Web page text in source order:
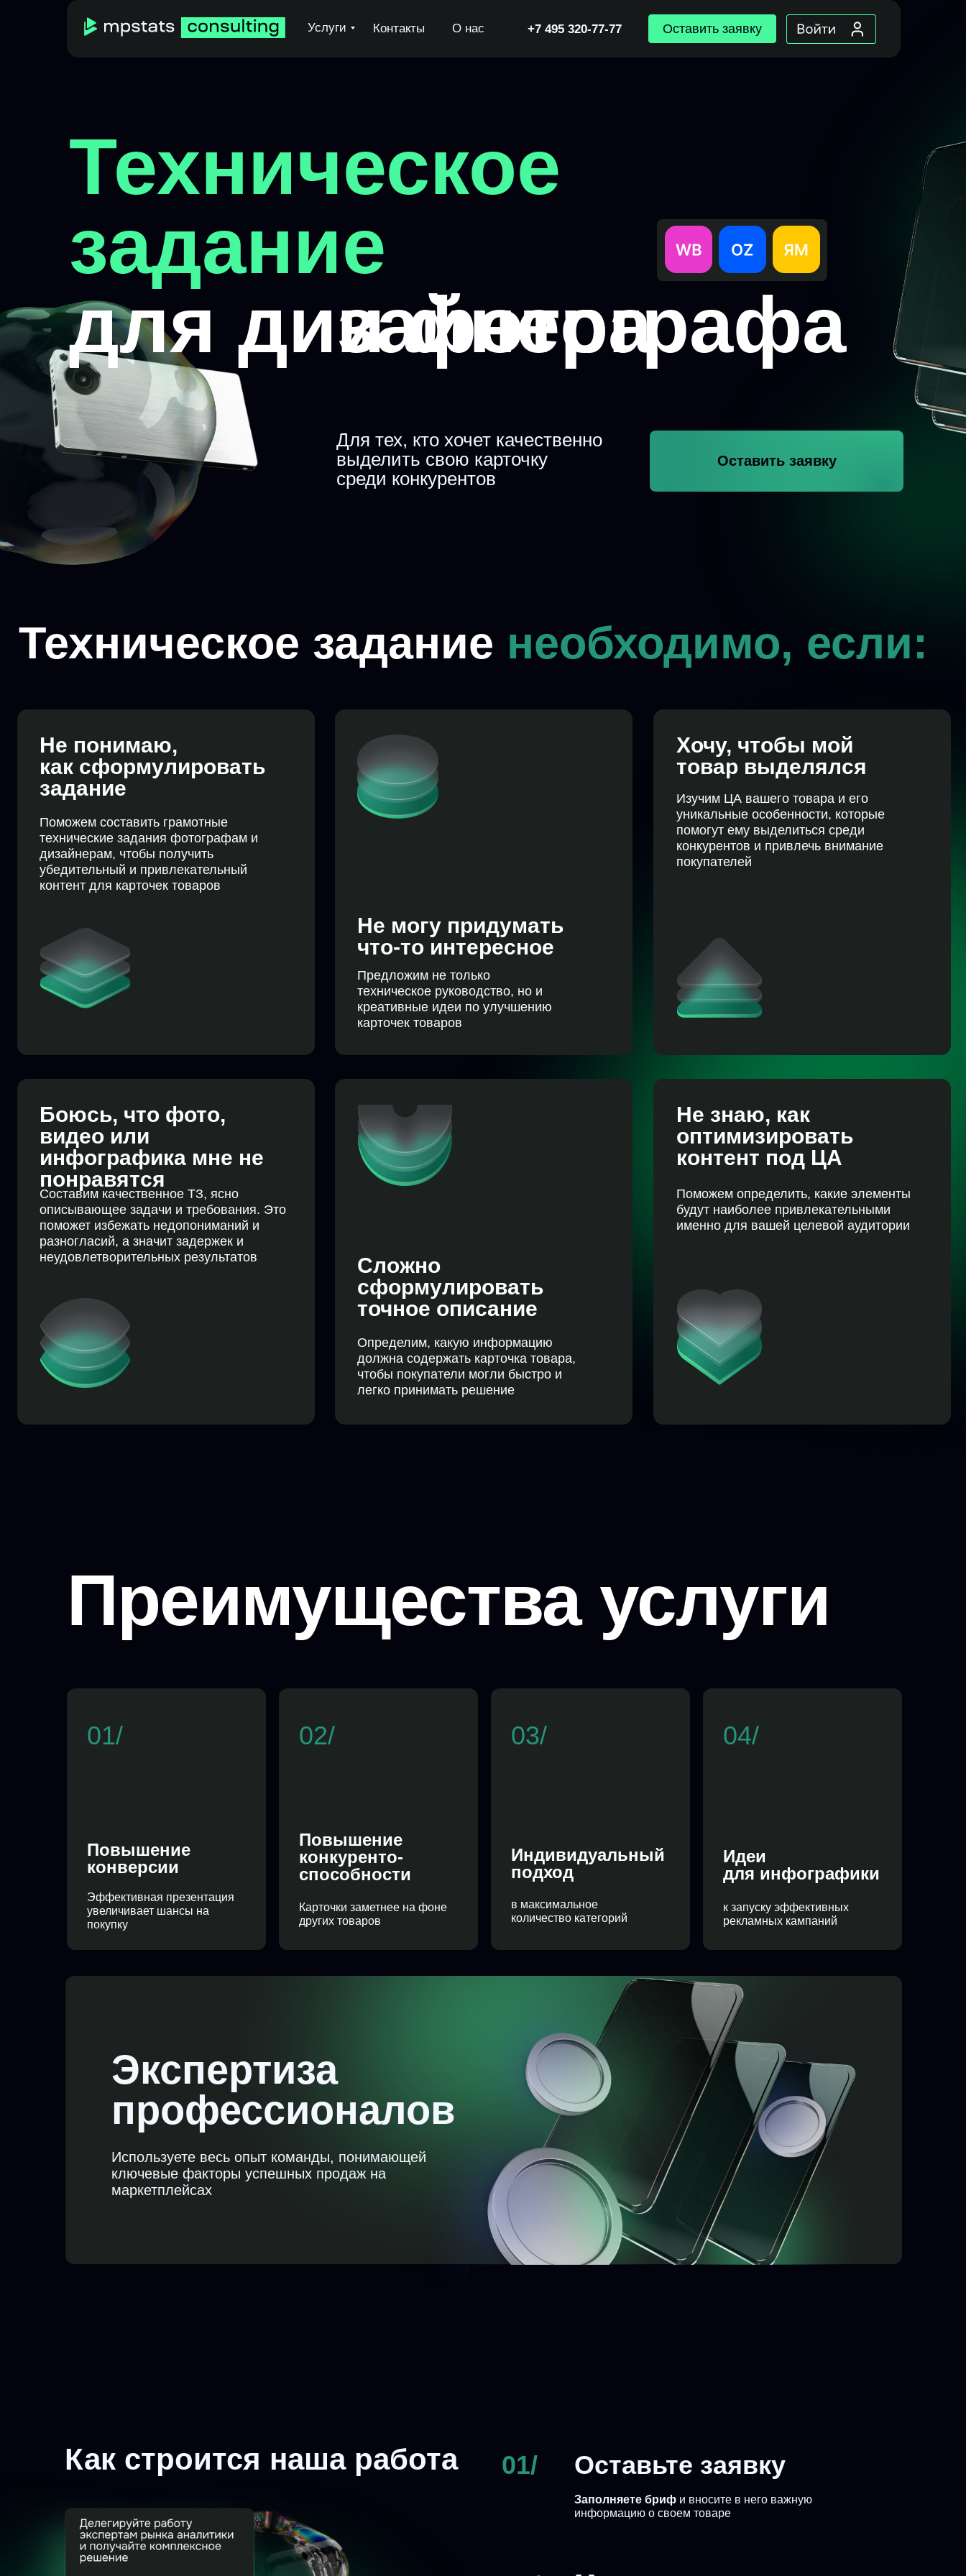
Оставить заявку
Услуги О нас
Контакты +7 495 320-77-77
и фотографа
Техническое
задание
для дизайнера
Для тех, кто хочет качественно
выделить свою карточку
среди конкурентов
Оставить заявку
Не понимаю,
задание
технические задания фотографам и
дизайнерам, чтобы получить
убедительный и привлекательный
контент для карточек товаров
Сложно
сформулировать
точное описание
Хочу, чтобы мой
Изучим ЦА вашего товара и его
помогут ему выделиться среди
конкурентов и привлечь внимание
Не знаю, как
оптимизировать
будут наиболее привлекательными
Боюсь, что фото,
видео или
понравятся
описывающее задачи и требования. Это
разногласий, а значит задержек и
неудовлетворительных результатов
Техническое задание
01/
Повышение
конверсии
Эффективная презентация
увеличивает шансы на
покупку
02/
Повышение
конкуренто-
способности
Карточки заметнее на фоне
других товаров
03/
Индивидуальный
подход
в максимальное
количество категорий
04/
Идеи
для инфографики
к запуску эффективных
рекламных кампаний
Преимущества услуги
Экспертиза
профессионалов
Используете весь опыт команды, понимающей
ключевые факторы успешных продаж на
маркетплейсах
01/ Оставьте заявку
Заполняете бриф и вносите в него важную
информацию о своем товаре
Как строится наша работа